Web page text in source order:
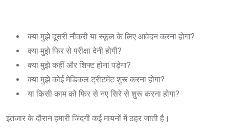
क्या मुझे दूसरी नौकरी या स्कूल के लिए आवेदन करना होगा?
क्या मुझे फिर से परीक्षा देनी होगी?
क्या मुझे कहीं और शिफ्ट होना पड़ेगा?
क्या मुझे कोई मेडिकल ट्रीटमेंट शुरू करना होगा?
या किसी काम को फिर से नए सिरे से शुरू करना होगा?
इंतजार के दौरान हमारी जिंदगी कई मायनों में ठहर जाती है।